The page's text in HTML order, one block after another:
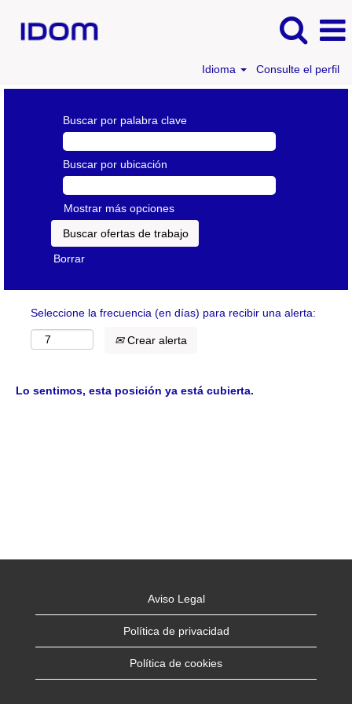
Idioma Consulte el perfil
Buscar por palabra clave
Buscar por ubicación
Mostrar más opciones
Borrar
Seleccione la frecuencia (en días) para recibir una alerta:
Crear alerta
Lo sentimos, esta posición ya está cubierta.
Aviso Legal
Política de privacidad
Política de cookies